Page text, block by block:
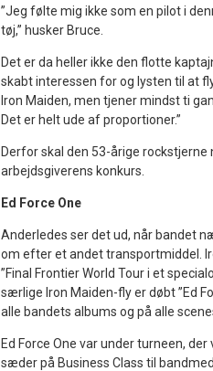
”Jeg følte mig ikke som en pilot i
tøj,” husker Bruce.
Det er da heller ikke den flotte
skabt interessen for og lysten til at
Iron Maiden, men tjener mindst ti
Det er helt ude af proportioner.”
Derfor skal den 53-årige
arbejdsgiverens konkurs.
Ed Force One
Anderledes ser det ud, når bandet
om efter et andet transportmiddel.
”Final Frontier World Tour i et
særlige Iron Maiden-fly er døbt ”Ed
alle bandets albums og på alle
Ed Force One var under turneen,
sæder på Business Class til